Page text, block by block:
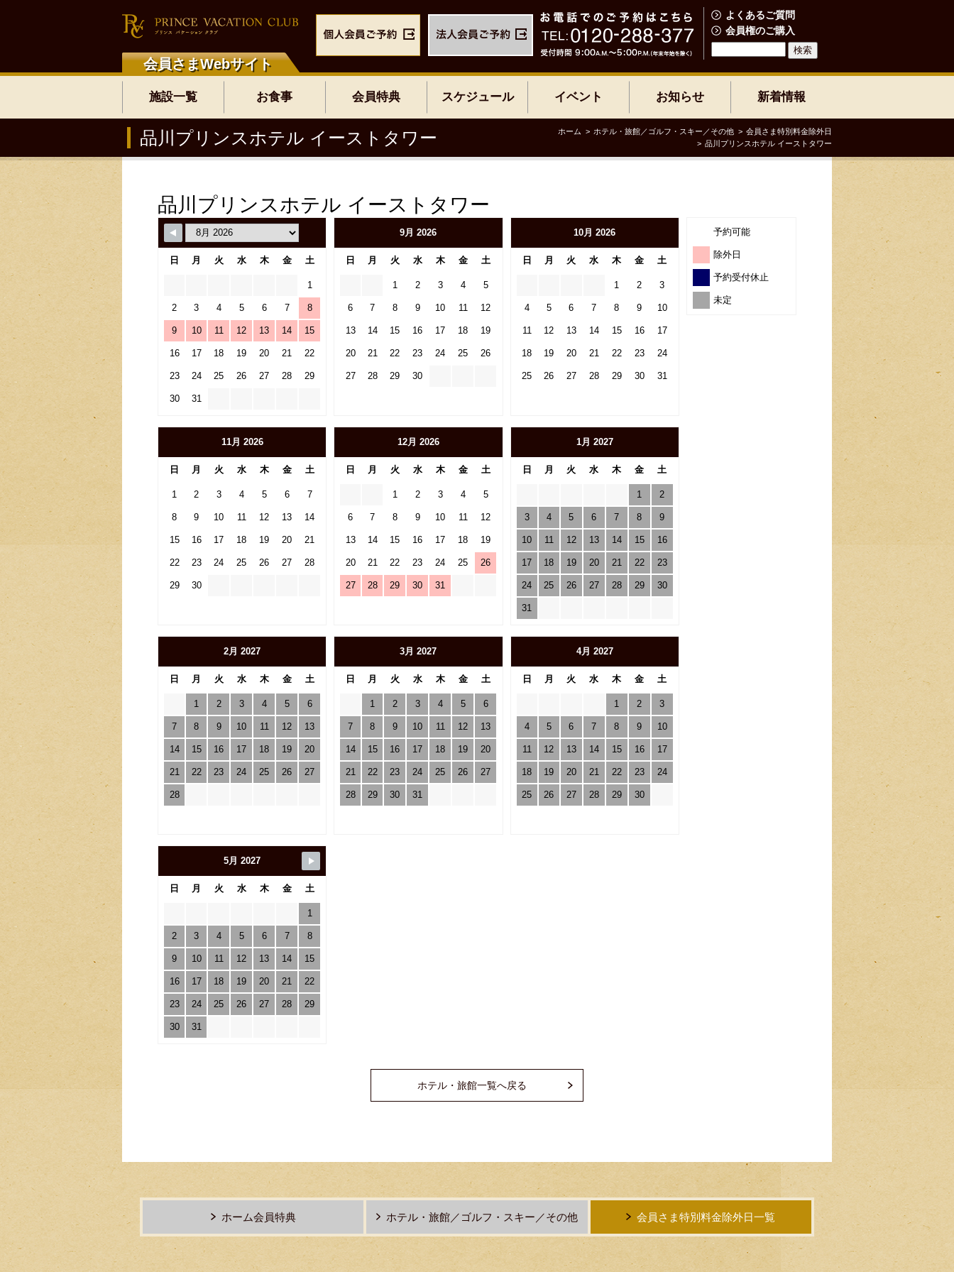
よくあるご質問
会員権のご購入
会員さまWebサイト
施設一覧 お食事 会員特典 スケジュール イベント お知らせ 新着情報
品川プリンスホテル イーストタワー ホーム ホテル・旅館／ゴルフ・スキー／その他
会員さま特別料金除外日
品川プリンスホテル イーストタワー
品川プリンスホテル イーストタワー
予約可能
除外日
予約受付休止
未定
日 月 火 水 木 金 土
1
2 3 4 5 6 7 8
9 10 11 12 13 14 15
16 17 18 19 20 21 22
23 24 25 26 27 28 29
30 31
9月 2026
日 月 火 水 木 金 土
1 2 3 4 5
6 7 8 9 10 11 12
13 14 15 16 17 18 19
20 21 22 23 24 25 26
27 28 29 30
10月 2026
日 月 火 水 木 金 土
1 2 3
4 5 6 7 8 9 10
11 12 13 14 15 16 17
18 19 20 21 22 23 24
25 26 27 28 29 30 31
11月 2026
日 月 火 水 木 金 土
1 2 3 4 5 6 7
8 9 10 11 12 13 14
15 16 17 18 19 20 21
22 23 24 25 26 27 28
29 30
12月 2026
日 月 火 水 木 金 土
1 2 3 4 5
6 7 8 9 10 11 12
13 14 15 16 17 18 19
20 21 22 23 24 25 26
27 28 29 30 31
1月 2027
日 月 火 水 木 金 土
1 2
3 4 5 6 7 8 9
10 11 12 13 14 15 16
17 18 19 20 21 22 23
24 25 26 27 28 29 30
31
2月 2027
日 月 火 水 木 金 土
1 2 3 4 5 6
7 8 9 10 11 12 13
14 15 16 17 18 19 20
21 22 23 24 25 26 27
28
3月 2027
日 月 火 水 木 金 土
1 2 3 4 5 6
7 8 9 10 11 12 13
14 15 16 17 18 19 20
21 22 23 24 25 26 27
28 29 30 31
4月 2027
日 月 火 水 木 金 土
1 2 3
4 5 6 7 8 9 10
11 12 13 14 15 16 17
18 19 20 21 22 23 24
25 26 27 28 29 30
5月 2027
日 月 火 水 木 金 土
1
2 3 4 5 6 7 8
9 10 11 12 13 14 15
16 17 18 19 20 21 22
23 24 25 26 27 28 29
30 31
ホテル・旅館一覧へ戻る
ホーム会員特典 ホテル・旅館／ゴルフ・スキー／その他 会員さま特別料金除外日一覧